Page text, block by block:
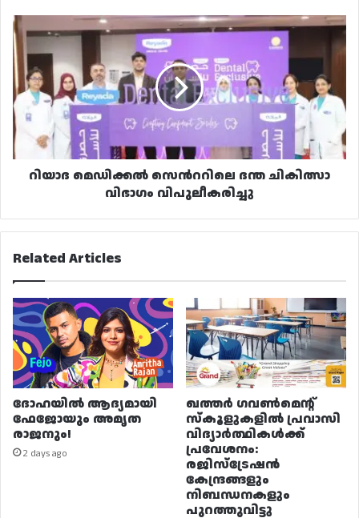
റിയാദ
മെഡിക്കല്‍
സെന്‍ററിലെ
ദന്ത
ചികിത്സാ
വിഭാഗം
വിപുലീകരിച്ചു
റിയാദ മെഡിക്കല്‍ സെന്‍ററിലെ ദന്ത ചികിത്സാ
വിഭാഗം വിപുലീകരിച്ചു
Related Articles
ദോഹയിൽ ആദ്യമായി
ഫേജോയും അമൃത
രാജനും!
2 days ago
ഖത്തർ ഗവൺമെന്റ്
സ്കൂളുകളിൽ പ്രവാസി
വിദ്യാർത്ഥികൾക്ക്
പ്രവേശനം:
രജിസ്ട്രേഷൻ
കേന്ദ്രങ്ങളും
നിബന്ധനകളും
പുറത്തുവിട്ടു